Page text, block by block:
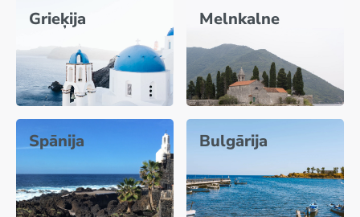
Grieķija Melnkalne
Spānija Bulgārija